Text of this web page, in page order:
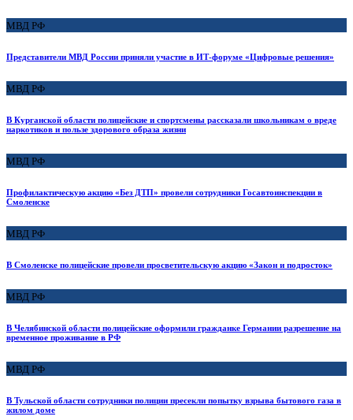
МВД РФ
Представители МВД России приняли участие в ИТ-форуме «Цифровые решения»
МВД РФ
В Курганской области полицейские и спортсмены рассказали школьникам о вреде
наркотиков и пользе здорового образа жизни
МВД РФ
Профилактическую акцию «Без ДТП» провели сотрудники Госавтоинспекции в
Смоленске
МВД РФ
В Смоленске полицейские провели просветительскую акцию «Закон и подросток»
МВД РФ
В Челябинской области полицейские оформили гражданке Германии разрешение на
временное проживание в РФ
МВД РФ
В Тульской области сотрудники полиции пресекли попытку взрыва бытового газа в
жилом доме